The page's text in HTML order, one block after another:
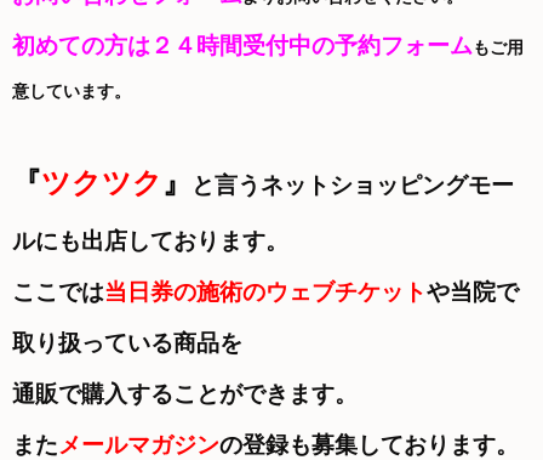
初めての方は２４時間受付中の予約フォームもご用
意しています。
『ツクツク 』 と言うネットショッピングモー
ルにも出店しております。
ここでは当日券の施術のウェブチケットや当院で
取り扱っている商品を
通販で購入することができます。
またメールマガジンの登録も募集しております。